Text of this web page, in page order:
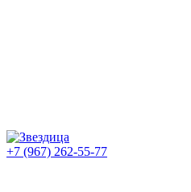
+7 (967) 262-55-77